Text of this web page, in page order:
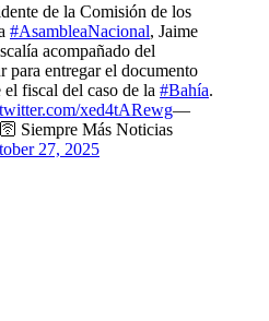
de la Comisión de los
#AsambleaNacional, Jaime
acompañado del
entregar el documento
fiscal del caso de la #Bahía.
xed4tARewg—
Siempre Más Noticias
27, 2025